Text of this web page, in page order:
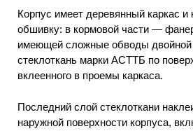
Корпус имеет деревянный каркас
обшивку: в кормовой части —
имеющей сложные обводы
стеклоткань марки АСТТБ по
вклеенного в проемы каркаса.
Последний слой стеклоткани
наружной поверхности корпуса,